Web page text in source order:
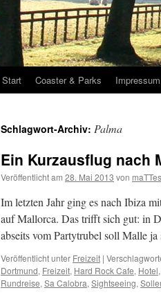
Start Coaster & Parks
Schlagwort-Archiv: Palma
Ein Kurzausflug nach
Veröffentlicht am 28. Mai 2013 von maTTes
Im letzten Jahr ging es nach Ibiza
auf Mallorca. Das trifft sich gut: in
abseits vom Partytrubel soll Malle
Veröffentlicht unter Freizeit |
Dortmund, Freizeit, Hard Rock Cafe, Hotel,
Rundreise, Sa Calobra, Sightseeing, Soller